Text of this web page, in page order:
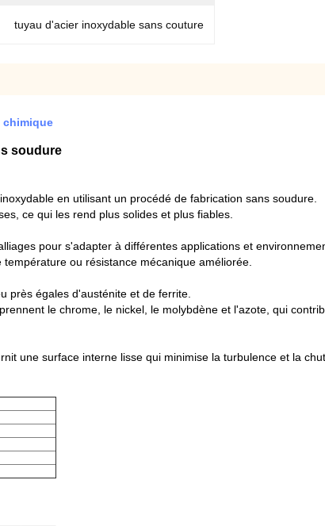
tuyau d'acier inoxydable sans couture
chimique
soudure
en utilisant un procédé de fabrication sans soudure.
ce qui les rend plus solides et plus fiables.
pour s'adapter à différentes applications et
ou résistance mécanique améliorée.
près égales d'austénite et de ferrite.
le chrome, le nickel, le molybdène et l'azote, qui
une surface interne lisse qui minimise la turbulence et la